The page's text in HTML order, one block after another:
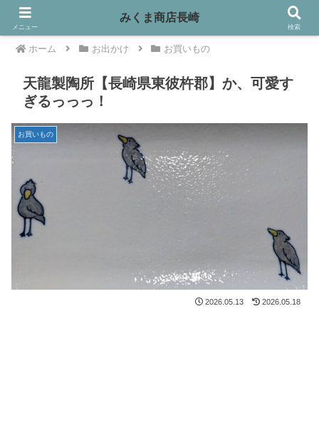
ホーム お出かけ お買いもの
天龍製陶所【長崎県東彼杵郡】か、可愛す
ぎるっっっ！
お買いもの
2026.05.13 2026.05.18
メニュー
みくま商店長崎
検索